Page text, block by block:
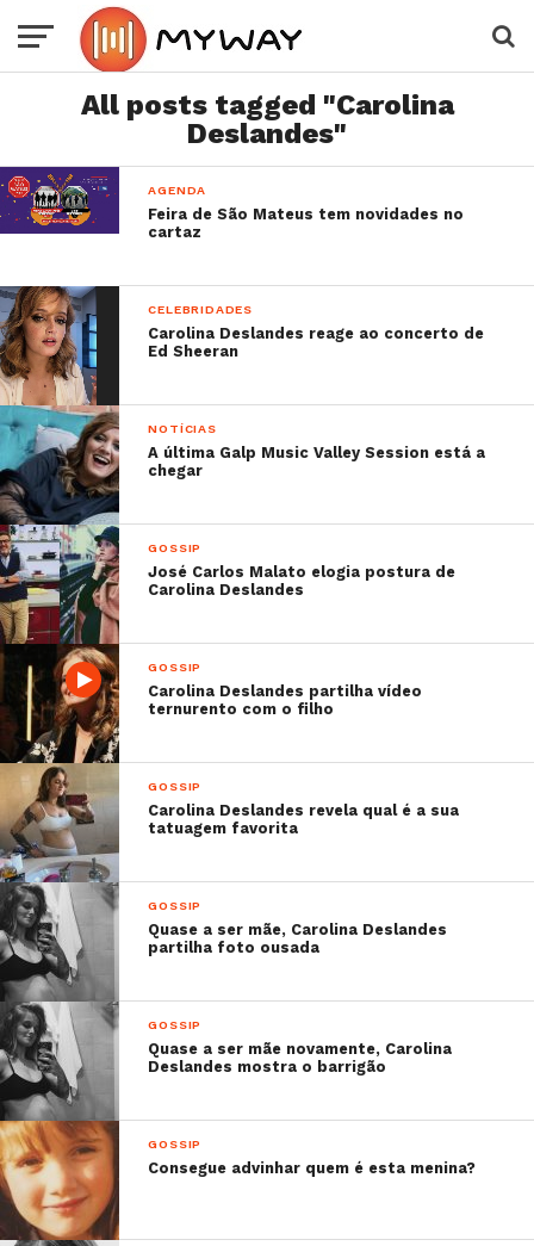
All posts tagged "Carolina
Deslandes"
AGENDA
Feira de São Mateus tem novidades no
cartaz
CELEBRIDADES
Carolina Deslandes reage ao concerto de
Ed Sheeran
NOTÍCIAS
A última Galp Music Valley Session está a
chegar
GOSSIP
José Carlos Malato elogia postura de
Carolina Deslandes
GOSSIP
Carolina Deslandes partilha vídeo
ternurento com o filho
GOSSIP
Carolina Deslandes revela qual é a sua
tatuagem favorita
GOSSIP
Quase a ser mãe, Carolina Deslandes
partilha foto ousada
GOSSIP
Quase a ser mãe novamente, Carolina
Deslandes mostra o barrigão
GOSSIP
Consegue advinhar quem é esta menina?